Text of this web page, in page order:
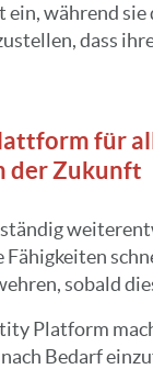
während
dass
für
der Zukunft
Fähigkeiten
sobald
Platform
Bedarf